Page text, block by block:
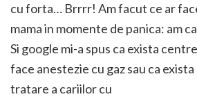
cu forta… Brrrr! Am facut ce ar
mama in momente de panica: am
Si google mi-a spus ca exista
face anestezie cu gaz sau ca
tratare a cariilor cu